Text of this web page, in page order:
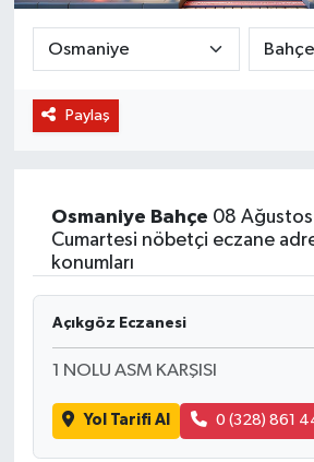
Paylaş
Osmaniye Bahçe 08
Cumartesi nöbetçi eczane
konumları
Açıkgöz Eczanesi
1 NOLU ASM KARŞISI
Yol Tarifi Al 0 (328) 861
BİLİM VE TEKNOLOJİ